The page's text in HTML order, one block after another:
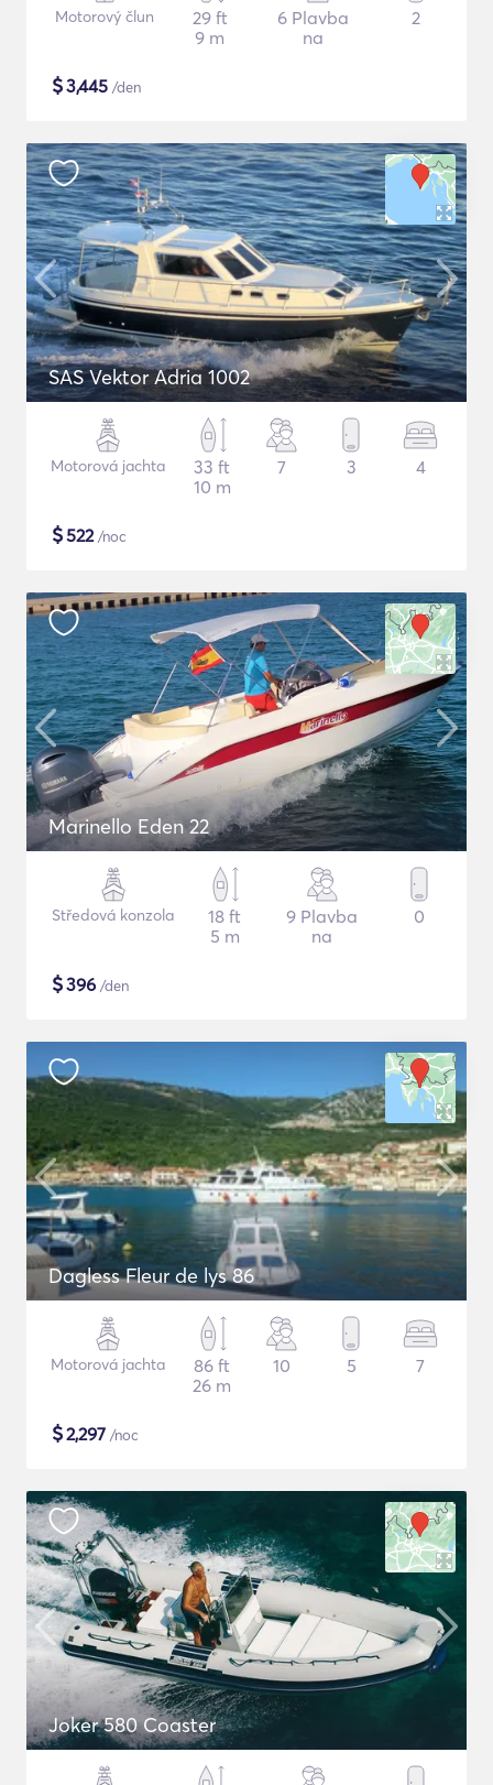
Motorový člun
29 ft
9 m
6 Plavba
na
2
$3,445 /den
SAS Vektor Adria 1002
Motorová jachta
33 ft
10 m
7 3 4
$522/noc
Marinello Eden 22
Středová konzola
18 ft
5 m
9 Plavba
na
0
$396 /den
Dagless Fleur de lys 86
Motorová jachta
86 ft
26 m
10 5 7
$2,297 /noc
Joker 580 Coaster